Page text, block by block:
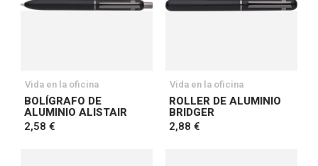
Vida en la oficina
BOLÍGRAFO DE
ALUMINIO ALISTAIR
2,58 €
Vida en la oficina
ROLLER DE ALUMINIO
BRIDGER
2,88 €